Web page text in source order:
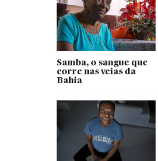
Samba, o sangue que
corre nas veias da
Bahia